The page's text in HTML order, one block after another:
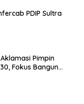
PDIP Sultra
Pimpin
Fokus Bangun